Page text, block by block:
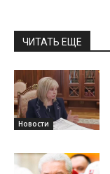
ЧИТАТЬ ЕЩЕ
Новости